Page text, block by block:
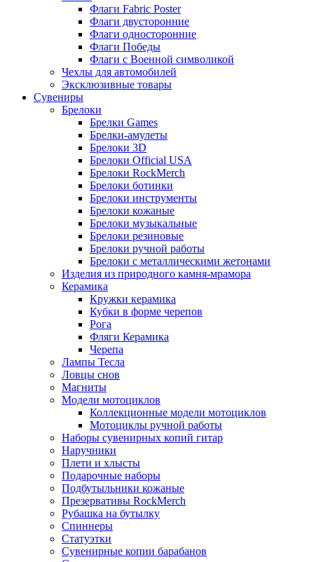
Флаги Fabric Poster
Флаги двусторонние
Флаги односторонние
Флаги Победы
Флаги с Военной символикой
Чехлы для автомобилей
Эксклюзивные товары
Сувениры
Брелоки
Брелки Games
Брелки-амулеты
Брелоки 3D
Брелоки Official USA
Брелоки RockMerch
Брелоки ботинки
Брелоки инструменты
Брелоки кожаные
Брелоки музыкальные
Брелоки резиновые
Брелоки ручной работы
Брелоки с металлическими жетонами
Изделия из природного камня-мрамора
Керамика
Кружки керамика
Кубки в форме черепов
Рога
Фляги Керамика
Черепа
Лампы Тесла
Ловцы снов
Магниты
Модели мотоциклов
Коллекционные модели мотоциклов
Мотоциклы ручной работы
Наборы сувенирных копий гитар
Наручники
Плети и хлысты
Подарочные наборы
Подбутыльники кожаные
Презервативы RockMerch
Рубашка на бутылку
Спиннеры
Статуэтки
Сувенирные копии барабанов